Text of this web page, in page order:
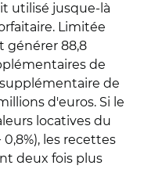
utilisé jusque-là
Limitée
générer 88,8
de
de
d'euros. Si le
locatives du
les recettes
deux fois plus